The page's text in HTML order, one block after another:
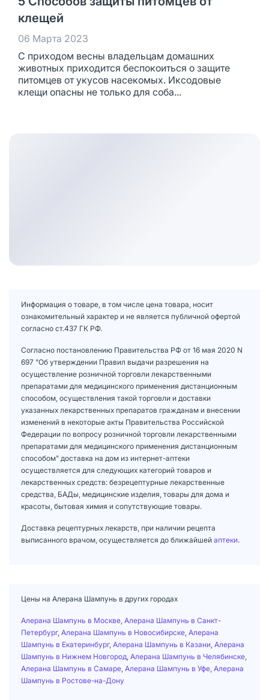
клещей
06 Марта 2023
С приходом весны владельцам домашних
животных приходится беспокоиться о защите
питомцев от укусов насекомых. Иксодовые
клещи опасны не только для соба...
Информация о товаре, в том числе цена товара, носит
ознакомительный характер и не является публичной офертой
согласно ст.437 ГК РФ.
Согласно постановлению Правительства РФ от 16 мая 2020 N
697 "Об утверждении Правил выдачи разрешения на
осуществление розничной торговли лекарственными
препаратами для медицинского применения дистанционным
способом, осуществления такой торговли и доставки
указанных лекарственных препаратов гражданам и внесении
изменений в некоторые акты Правительства Российской
Федерации по вопросу розничной торговли лекарственными
препаратами для медицинского применения дистанционным
способом" доставка на дом из интернет-аптеки
осуществляется для следующих категорий товаров и
лекарственных средств: безрецептурные лекарственные
средства, БАДы, медицинские изделия, товары для дома и
красоты, бытовая химия и сопутствующие товары.
Доставка рецептурных лекарств, при наличии рецепта
выписанного врачом, осуществляется до ближайшей аптеки.
Цены на Алерана Шампунь в других городах
Алерана Шампунь в Москве Алерана Шампунь в Санкт-
Петербург, Алерана Шампунь в Новосибирске Алерана
Шампунь в Екатеринбург, Алерана Шампунь в Казани Алерана
Шампунь в Нижнем Новгород Алерана Шампунь в Челябинске
Алерана Шампунь в Самаре Алерана Шампунь в Уфе Алерана
Шампунь в Ростове-на-Дону